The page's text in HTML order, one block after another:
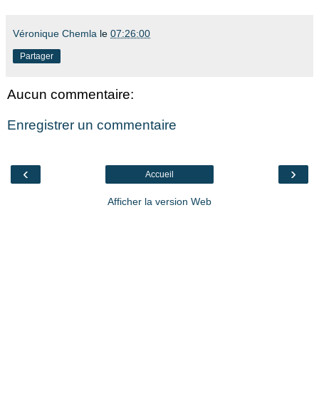
Véronique Chemla le 07:26:00
Partager
Aucun commentaire:
Enregistrer un commentaire
‹ ›
Accueil
Afficher la version Web